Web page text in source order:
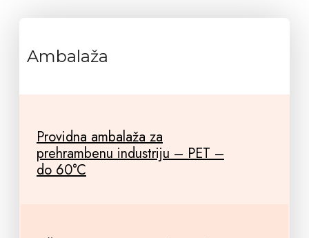
Ambalaža
Providna ambalaža za
prehrambenu industriju – PET –
do 60°C